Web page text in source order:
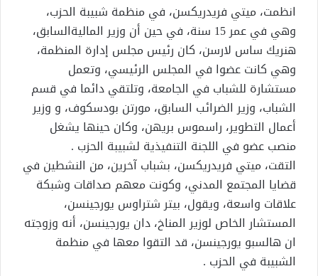
انظمت، ميتي فريدريكسن، في منظمة شبيبة الحزب،
وهي في عمر 15 سنة، في حين أن وزير الماليةالسابق،
هنريك ساس لارسن، كان رئيس مجلس إدارة المنظمة،
وهي كانت عضوا في المجلس الرئيسي، وتعمل
مستشارة للشباب في الجامعة، وتلتقي دائما في قسم
الشباب، وزير الضرائب السابق، مورتن بودسكوف، و وزير
أعمال التطوير، راسموس بريهن، وكان حينها يشغل
منصب عضو في اللجنة التنفيذية لشبيبة الحزب .
التقت، ميتي فريدريكسن، بشباب آخرين، من النشطين في
قضايا المجتمع المدني، وكونت معهم صداقات وشبكة
علاقات واسعة، ويقول، بيتر شتراوس يورجينسن،
المستشار الخاص لوزير المناخ، دان يورجينسن، أنه وزوجته
ان هالسبو يورجينسن، قد التقوا معها في منظمة
الشبيبة في الحزب .